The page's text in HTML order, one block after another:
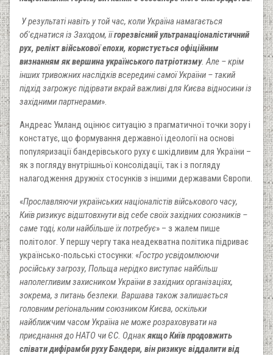
У результаті навіть у той час, коли Україна намагається
об'єднатися із Заходом, їїгорезвісний ультранаціоналістичний
рух, релікт військової епохи, користується офіційним
визнанням як вершина українського патріотизму. Але – крім
інших тривожних наслідків всередині самої України – такий
підхід загрожує підірвати вкрай важливі для Києва відносини із
західними партнерами».
Андреас Умланд оцінює ситуацію з прагматичної точки зору і
констатує, що формування державної ідеології на основі
популяризації бандерівського руху є шкідливим для України –
як з погляду внутрішньої консолідації, так і з погляду
налагодження дружніх стосунків з іншими державами Європи.
«Прославляючи українських націоналістів військового часу,
Київ ризикує відштовхнути від себе своїх західних союзників –
саме тоді, коли найбільше їх потребує» – з жалем пише
політолог. У першу чергу така неадекватна політика підриває
українсько-польські стосунки: «Гостро усвідомлюючи
російську загрозу, Польща нерідко виступає найбільш
наполегливим захисником України в західних організаціях,
зокрема, з питань безпеки. Варшава також залишається
головним регіональним союзником Києва, оскільки
найближчим часом Україна не може розраховувати на
приєднання до НАТО чи ЄС. Однакякщо Київ продовжить
співати дифірамби руху Бандери, він ризикує віддалити від